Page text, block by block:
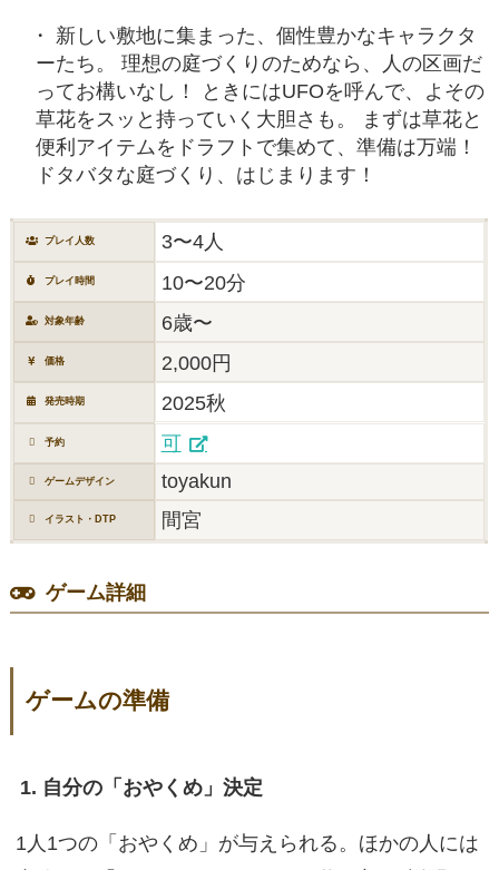
新しい敷地に集まった、個性豊かなキャラクタ
ーたち。 理想の庭づくりのためなら、人の区画だ
ってお構いなし！ ときにはUFOを呼んで、よその
草花をスッと持っていく大胆さも。 まずは草花と
便利アイテムをドラフトで集めて、準備は万端！
ドタバタな庭づくり、はじまります！
プレイ人数 3〜4人
プレイ時間 10〜20分
対象年齢 6歳〜
価格 2,000円
発売時期 2025秋
予約 可
ゲームデザイン toyakun
イラスト・DTP 間宮
ゲーム詳細
ゲームの準備
1. 自分の「おやくめ」決定
1人1つの「おやくめ」が与えられる。ほかの人には